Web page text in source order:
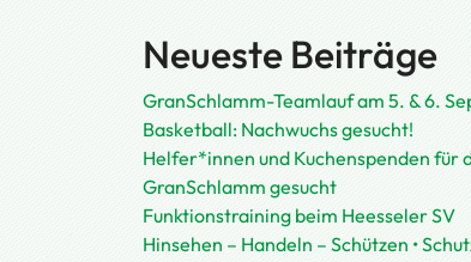
Neueste Beiträge
GranSchlamm-Teamlauf am 5. & 6.
Basketball: Nachwuchs gesucht!
Helfer*innen und Kuchenspenden für
GranSchlamm gesucht
Funktionstraining beim Heesseler SV
Hinsehen – Handeln – Schützen •